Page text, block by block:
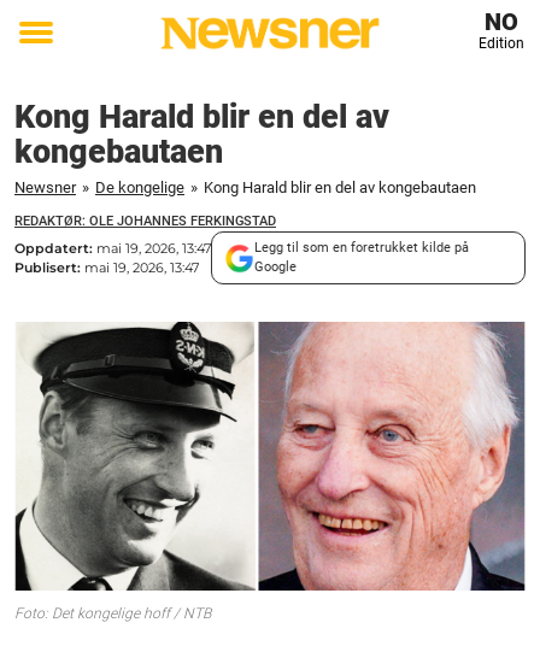
Toggle
NO
Edition
Kong Harald blir en del av
kongebautaen
Newsner » De kongelige » Kong Harald blir en del av kongebautaen
REDAKTØR: OLE JOHANNES FERKINGSTAD
Oppdatert: mai 19, 2026, 13:47
Publisert: mai 19, 2026, 13:47
Legg til som en foretrukket kilde på
Google
Foto: Det kongelige hoff / NTB